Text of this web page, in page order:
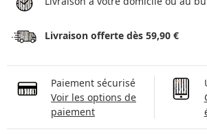
Livraison offerte dès 59,90 €
Paiement sécurisé
Voir les options de
paiement